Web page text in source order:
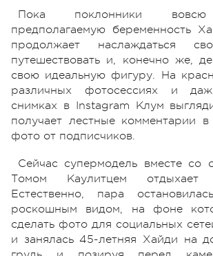
Пока поклонники вовсю
предполагаемую беременность
продолжает наслаждаться
путешествовать и, конечно же,
свою идеальную фигуру. На
различных фотосессиях и
снимках в Instagram Клум
получает лестные комментарии
фото от подписчиков.
Сейчас супермодель вместе со
Томом Каулитцем отдыхает
Естественно, пара
роскошным видом, на фоне
сделать фото для социальных
и занялась 45-летняя Хайди на